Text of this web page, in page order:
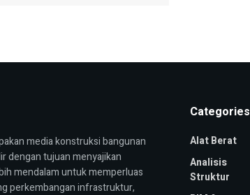
media konstruksi bangunan
dengan tujuan menyajikan
mendalam untuk memperluas
perkembangan infrastruktur,
Categories
Alat Berat
Analisis
Struktur